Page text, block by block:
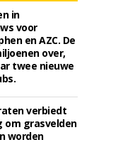
in
voor
en AZC. De
over,
twee nieuwe
verbiedt
om grasvelden
worden